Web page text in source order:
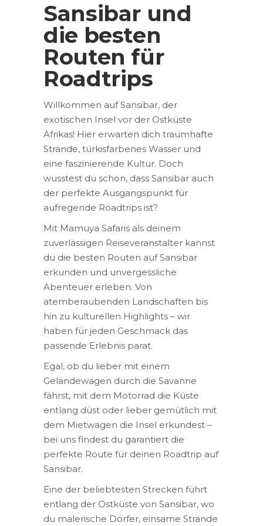
Sansibar und
die besten
Routen für
Roadtrips
Willkommen auf Sansibar, der
exotischen Insel vor der Ostküste
Afrikas! Hier erwarten dich traumhafte
Strände, türkisfarbenes Wasser und
eine faszinierende Kultur. Doch
wusstest du schon, dass Sansibar auch
der perfekte Ausgangspunkt für
aufregende Roadtrips ist?
Mit Mamuya Safaris als deinem
zuverlässigen Reiseveranstalter kannst
du die besten Routen auf Sansibar
erkunden und unvergessliche
Abenteuer erleben. Von
atemberaubenden Landschaften bis
hin zu kulturellen Highlights – wir
haben für jeden Geschmack das
passende Erlebnis parat.
Egal, ob du lieber mit einem
Geländewagen durch die Savanne
fährst, mit dem Motorrad die Küste
entlang düst oder lieber gemütlich mit
dem Mietwagen die Insel erkundest –
bei uns findest du garantiert die
perfekte Route für deinen Roadtrip auf
Sansibar.
Eine der beliebtesten Strecken führt
entlang der Ostküste von Sansibar, wo
du malerische Dörfer, einsame Strände